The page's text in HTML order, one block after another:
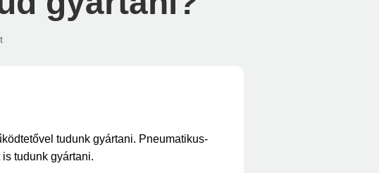
tudunk gyártani. Pneumatikus-
tudunk gyártani.